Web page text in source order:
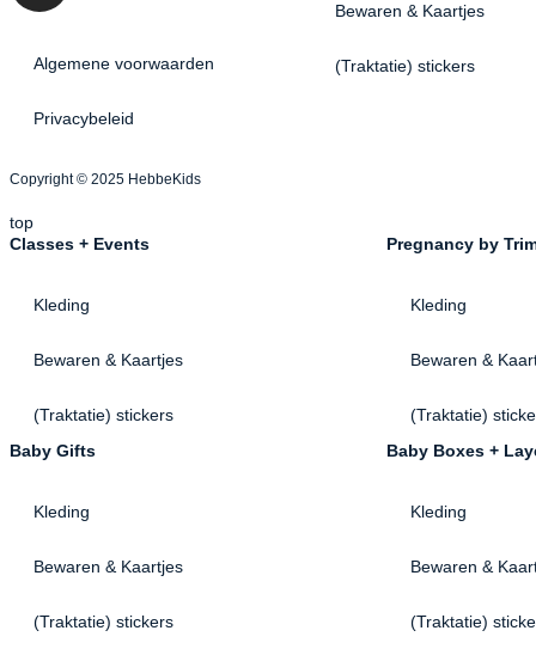
Algemene voorwaarden
Privacybeleid
Bewaren & Kaartjes
(Traktatie) stickers
Copyright © 2025 HebbeKids
top
Classes + Events
Kleding
Bewaren & Kaartjes
(Traktatie) stickers
Pregnancy by
Kleding
Bewaren &
(Traktatie)
Baby Gifts
Kleding
Bewaren & Kaartjes
(Traktatie) stickers
Baby Boxes +
Kleding
Bewaren &
(Traktatie)